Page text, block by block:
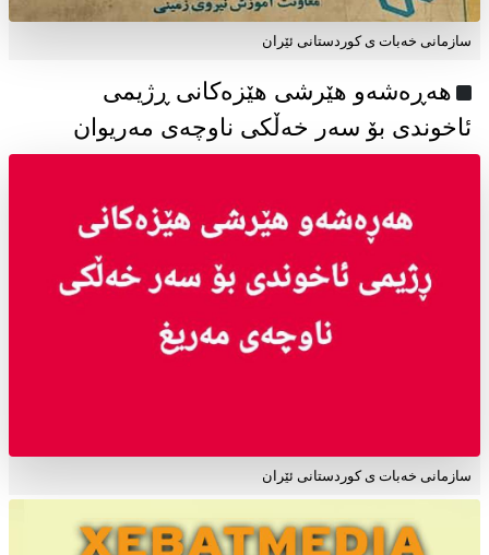
سازمانی خەبات ی كوردستانی ئێران
هەڕەشەو هێرشی هێزەکانی ڕژیمی
ئاخوندی بۆ سەر خەڵکی ناوچەی مەریوان
سازمانی خەبات ی کوردستانی ئێران